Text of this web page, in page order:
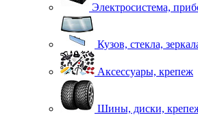
Электросистема,
Кузов, стекла,
Аксессуары, крепеж
Шины, диски,